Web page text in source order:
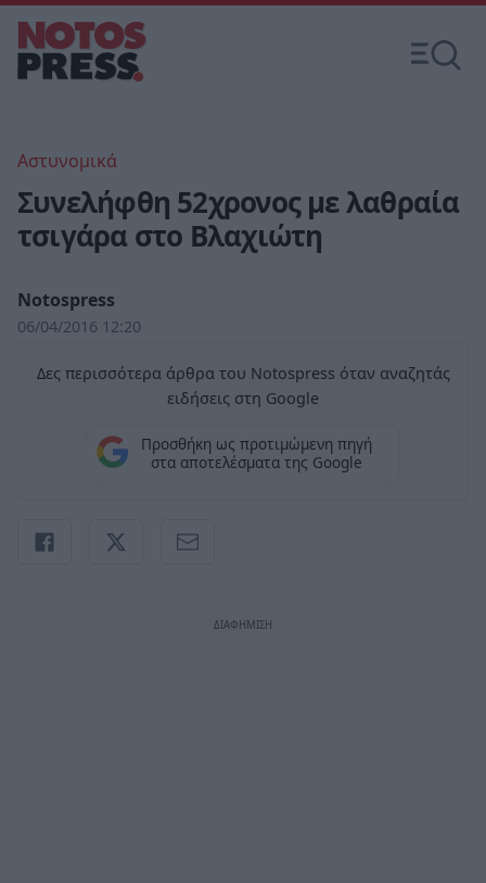
Αστυνομικά
Συνελήφθη 52χρονος με λαθραία
τσιγάρα στο Βλαχιώτη
Notospress
06/04/2016 12:20
Δες περισσότερα άρθρα του Notospress όταν αναζητάς
ειδήσεις στη Google
Προσθήκη ως προτιμώμενη πηγή
στα αποτελέσματα της Google